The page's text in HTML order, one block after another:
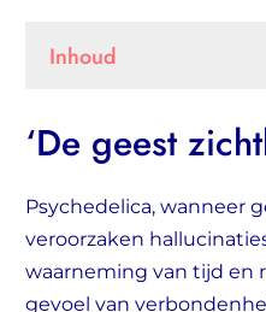
Inhoud
‘De geest
Psychedelica, wanneer
veroorzaken
waarneming van tijd en
gevoel van